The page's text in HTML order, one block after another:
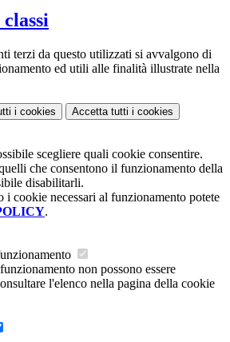
terzi da questo utilizzati si avvalgono di
ed utili alle finalità illustrate nella
i cookies Accetta tutti i cookies
scegliere quali cookie consentire.
che consentono il funzionamento della
disabilitarli.
i cookie necessari al funzionamento potete
.
non possono essere
l'elenco nella pagina della cookie